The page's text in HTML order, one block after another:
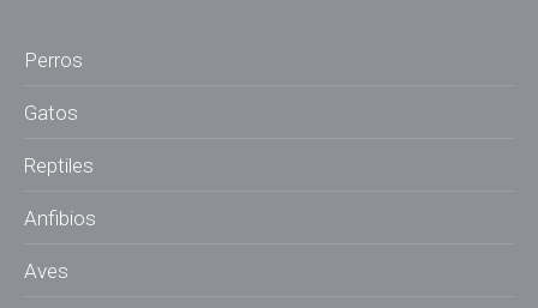
Perros
Gatos
Reptiles
Anfibios
Aves